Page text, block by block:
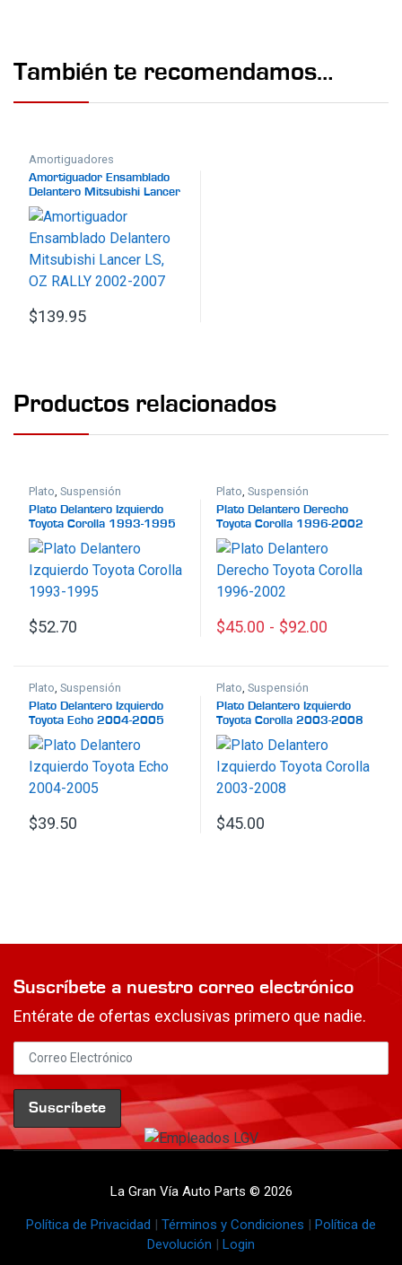
También te recomendamos…
Amortiguadores
Ensamblados
,Suspensión
Amortiguador Ensamblado
Delantero Mitsubishi Lancer
LS, OZ RALLY 2002-2007
$139.95
Productos relacionados
Plato,Suspensión
Plato Delantero Izquierdo
Toyota Corolla 1993-1995
$52.70
Plato,Suspensión
Plato Delantero Derecho
Toyota Corolla 1996-2002
$45.00 - $92.00
Plato,Suspensión
Plato Delantero Izquierdo
Toyota Echo 2004-2005
$39.50
Plato,Suspensión
Plato Delantero Izquierdo
Toyota Corolla 2003-2008
$45.00
Suscríbete a nuestro correo electrónico
Entérate de ofertas exclusivas primero que nadie.
La Gran Vía Auto Parts © 2026
Política de Privacidad | Términos y Condiciones | Política de
Devolución | Login